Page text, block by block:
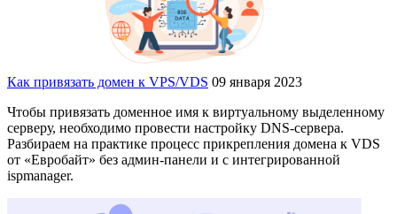
Как привязать домен к VPS/VDS 09 января 2023
Чтобы привязать доменное имя к виртуальному выделенному
серверу, необходимо провести настройку DNS-сервера.
Разбираем на практике процесс прикрепления домена к VDS
от «Евробайт» без админ-панели и с интегрированной
ispmanager.